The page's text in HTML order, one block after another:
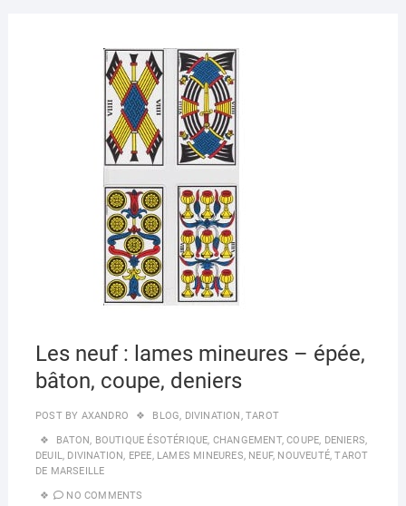
o
n
Les neuf : lames mineures – épée,
bâton, coupe, deniers
POST BY AXANDRO BLOG, DIVINATION,TAROT
BATON, BOUTIQUE ÉSOTÉRIQUE, CHANGEMENT,COUPE, DENIERS,
DEUIL, DIVINATION, EPEE, LAMES MINEURES, NEUF, NOUVEUTÉ,TAROT
DE MARSEILLE
NO COMMENTS